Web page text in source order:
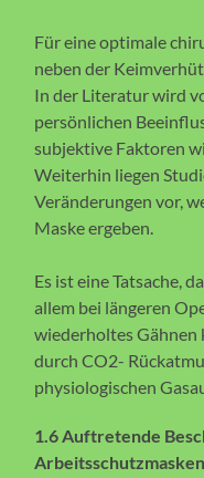
Für eine optimale
neben der
In der Literatur wird
persönlichen
subjektive Faktoren
Weiterhin liegen
Veränderungen vor,
Maske ergeben.
Es ist eine Tatsache,
allem bei längeren
wiederholtes Gähnen
durch CO2-
physiologischen
1.6 Auftretende
Arbeitsschutzmasken